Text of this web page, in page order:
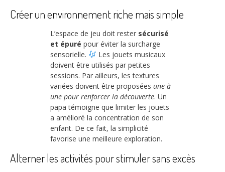
Créer un environnement riche mais simple
L’espace de jeu doit rester sécurisé
et épuré pour éviter la surcharge
sensorielle.
Les jouets musicaux
doivent être utilisés par petites
sessions. Par ailleurs, les textures
variées doivent être proposées une à
une pour renforcer la découverte. Un
papa témoigne que limiter les jouets
a amélioré la concentration de son
enfant. De ce fait, la simplicité
favorise une meilleure exploration.
Alterner les activités pour stimuler sans excès